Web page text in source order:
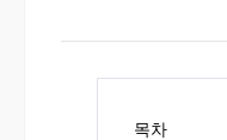
목차